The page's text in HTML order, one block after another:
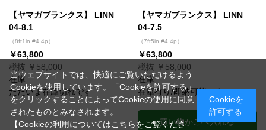
【ヤマガブランクス】 LINN
04-8.1
（8ft1in #4 4p）
￥63,800
税抜 ￥58,000
在庫
ただいま在庫切れです
【ヤマガブランクス】 LINN
04-7.5
（7ft5in #4 4p）
￥63,800
税抜 ￥58,000
在庫
在庫有り/即納可能です
買い物かごへ入れる
当ウェブサイトでは、快適にご覧いただけるよう
Cookieを使用しています。「Cookieを許可する」
をクリックすることによってCookieの使用に同意
されたものとみなされます。
【Cookieの利用についてはこちらをご覧くださ
Cookieを
許可する